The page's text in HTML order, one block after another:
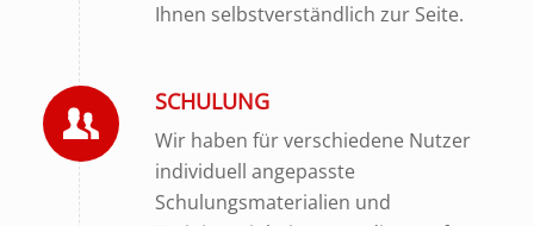
Ihnen selbstverständlich zur Seite.
SCHULUNG
Wir haben für verschiedene Nutzer
individuell angepasste
Schulungsmaterialien und